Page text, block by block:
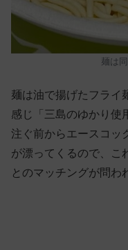
麺は
麺は油で揚げたフライ
感じ「三島のゆかり使
注ぐ前からエースコッ
が漂ってくるので、こ
とのマッチングが問わ